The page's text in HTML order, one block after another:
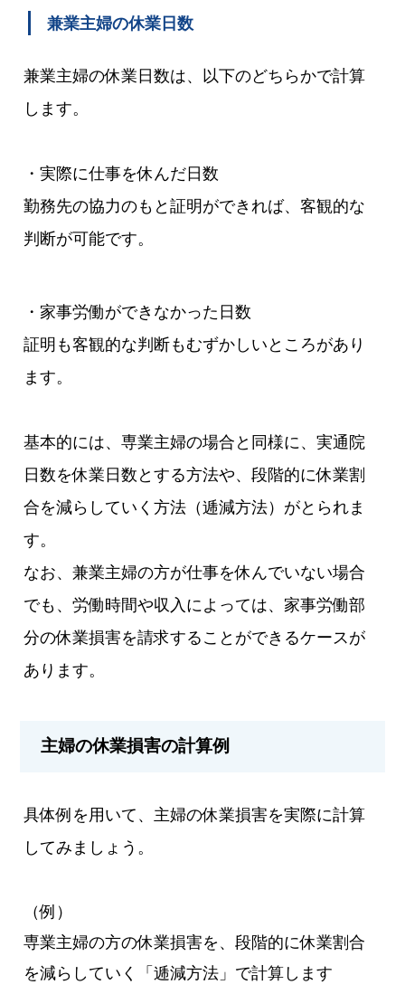
兼業主婦の休業日数
兼業主婦の休業日数は、以下のどちらかで計算
します。
・実際に仕事を休んだ日数
勤務先の協力のもと証明ができれば、客観的な
判断が可能です。
・家事労働ができなかった日数
証明も客観的な判断もむずかしいところがあり
ます。
基本的には、専業主婦の場合と同様に、実通院
日数を休業日数とする方法や、段階的に休業割
合を減らしていく方法（逓減方法）がとられま
す。
なお、兼業主婦の方が仕事を休んでいない場合
でも、労働時間や収入によっては、家事労働部
分の休業損害を請求することができるケースが
あります。
主婦の休業損害の計算例
具体例を用いて、主婦の休業損害を実際に計算
してみましょう。
（例）
専業主婦の方の休業損害を、段階的に休業割合
を減らしていく「逓減方法」で計算します